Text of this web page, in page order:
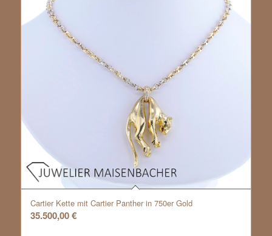
Cartier Kette mit Cartier Panther in 750er Gold
35.500,00€